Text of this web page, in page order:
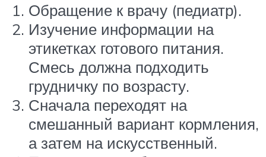
Обращение к врачу (педиатр).
Изучение информации на
этикетках готового питания.
Смесь должна подходить
грудничку по возрасту.
Сначала переходят на
смешанный вариант кормления,
а затем на искусственный.